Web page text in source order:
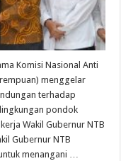
Komisi Nasional Anti
menggelar
terhadap
pondok
Wakil Gubernur NTB
Gubernur NTB
menangani …